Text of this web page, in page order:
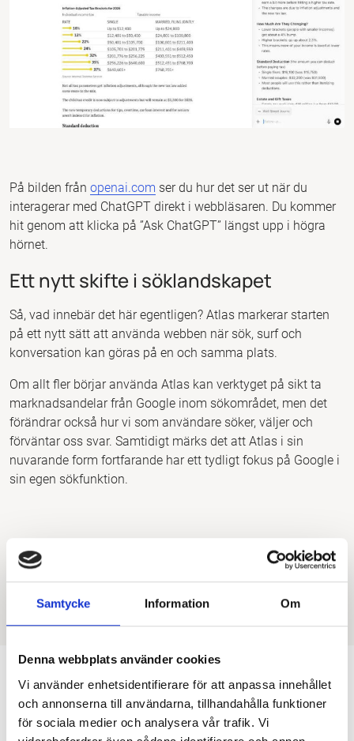
Samtycke Information Om
Denna webbplats använder cookies
Vi använder enhetsidentifierare för att anpassa innehållet
och annonserna till användarna, tillhandahålla funktioner
för sociala medier och analysera vår trafik. Vi
På bilden från openai.com ser du hur det ser ut när du
interagerar med ChatGPT direkt i webbläsaren. Du kommer
hit genom att klicka på ”Ask ChatGPT” längst upp i högra
hörnet.
Ett nytt skifte i söklandskapet
Så, vad innebär det här egentligen? Atlas markerar starten
på ett nytt sätt att använda webben när sök, surf och
konversation kan göras på en och samma plats.
Om allt fler börjar använda Atlas kan verktyget på sikt ta
marknadsandelar från Google inom sökområdet, men det
förändrar också hur vi som användare söker, väljer och
förväntar oss svar. Samtidigt märks det att Atlas i sin
nuvarande form fortfarande har ett tydligt fokus på Google i
sin egen sökfunktion.
GEO
Gillar du artikeln? Låt konfettin flyga!
Astrid Lilja
Sr. SEO Copywriter på Noor